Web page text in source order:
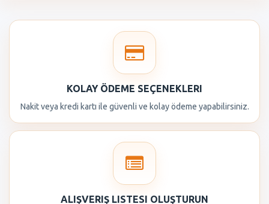
KOLAY ÖDEME SEÇENEKLERI
Nakit veya kredi kartı ile güvenli ve kolay ödeme yapabilirsiniz.
ALIŞVERIŞ LISTESI OLUŞTURUN